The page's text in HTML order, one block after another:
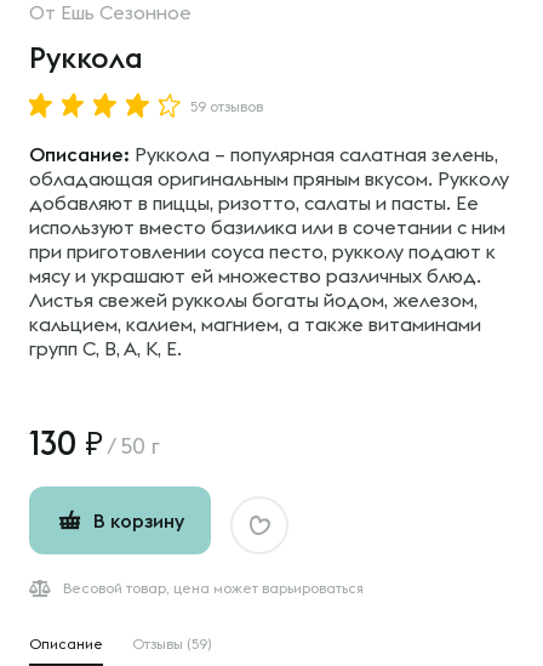
От Ешь Сезонное
Руккола
59 отзывов
Описание: Руккола – популярная салатная зелень,
обладающая оригинальным пряным вкусом. Рукколу
добавляют в пиццы, ризотто, салаты и пасты. Ее
используют вместо базилика или в сочетании с ним
при приготовлении соуса песто, рукколу подают к
мясу и украшают ей множество различных блюд.
Листья свежей рукколы богаты йодом, железом,
кальцием, калием, магнием, а также витаминами
групп С, В, А, К, Е.
130 / 50 г
В корзину
Весовой товар, цена может варьироваться
Описание Отзывы (59)